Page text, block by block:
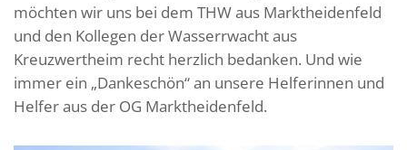
möchten wir uns bei dem THW aus Marktheidenfeld
und den Kollegen der Wasserrwacht aus
Kreuzwertheim recht herzlich bedanken. Und wie
immer ein „Dankeschön“ an unsere Helferinnen und
Helfer aus der OG Marktheidenfeld.